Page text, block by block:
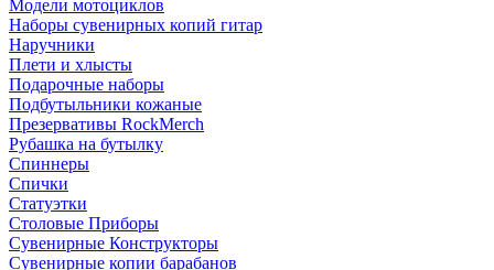
Модели мотоциклов
Наборы сувенирных копий гитар
Наручники
Плети и хлысты
Подарочные наборы
Подбутыльники кожаные
Презервативы RockMerch
Рубашка на бутылку
Спиннеры
Спички
Статуэтки
Столовые Приборы
Сувенирные Конструкторы
Сувенирные копии барабанов